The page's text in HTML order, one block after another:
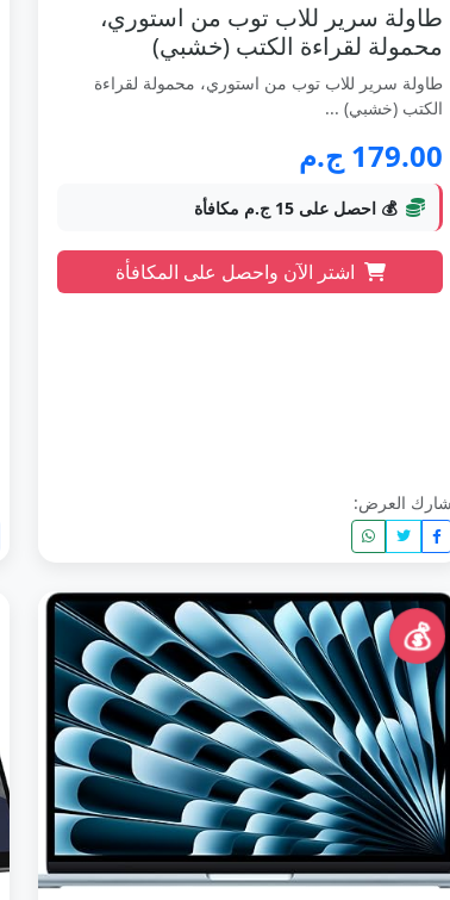
طاولة سرير للاب توب من استوري،
محمولة لقراءة الكتب (خشبي)
طاولة سرير للاب توب من استوري، محمولة لقراءة
الكتب (خشبي) ...
179.00 ج.م
💰 احصل على 15 ج.م مكافأة
اشتر الآن واحصل على المكافأة
شارك العرض:
💰